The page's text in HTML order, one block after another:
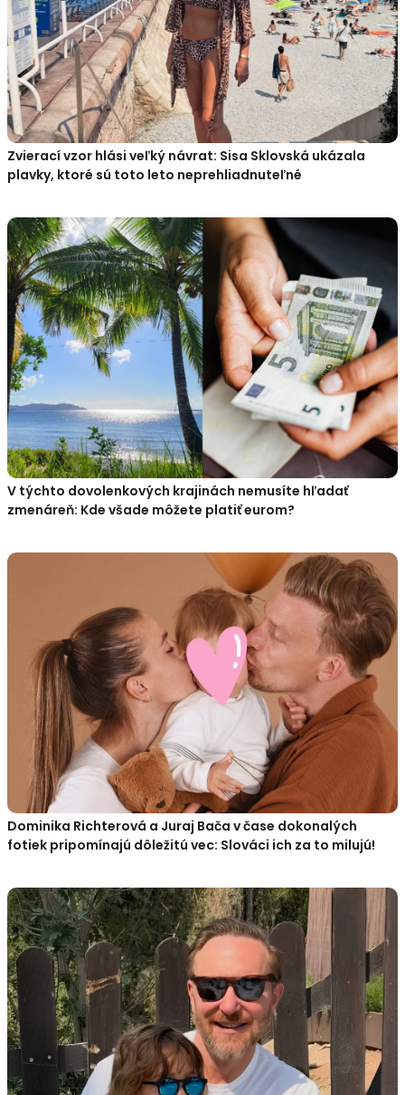
Zvierací vzor hlási veľký návrat: Sisa Sklovská ukázala
plavky, ktoré sú toto leto neprehliadnuteľné
V týchto dovolenkových krajinách nemusíte hľadať
zmenáreň: Kde všade môžete platiť eurom?
Dominika Richterová a Juraj Bača v čase dokonalých
fotiek pripomínajú dôležitú vec: Slováci ich za to milujú!